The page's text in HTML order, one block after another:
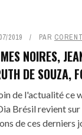
2019 PAR
NOIRES,
DE SOUZA,
de l'actualité ce
Brésil revient
de ces derniers